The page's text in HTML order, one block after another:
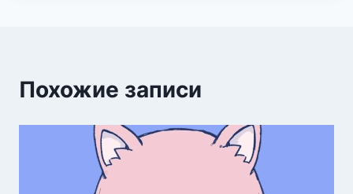
Похожие записи